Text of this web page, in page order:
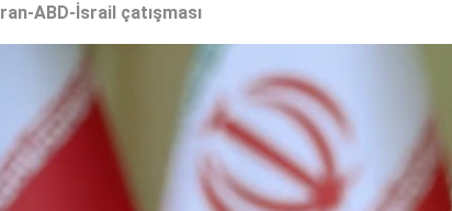
İran-ABD-İsrail çatışması